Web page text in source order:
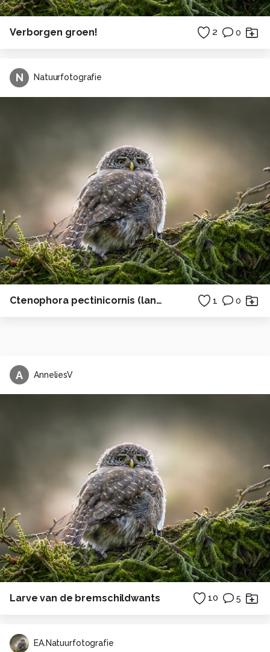
Verborgen groen! 2 0
N Natuurfotografie
Ctenophora pectinicornis (langpootmug) 1 0
A AnneliesV
Larve van de bremschildwants 10 5
EA.Natuurfotografie